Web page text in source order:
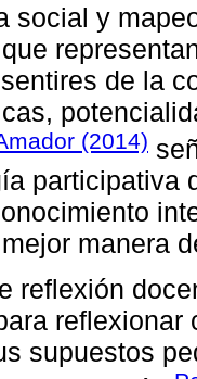
social y
de la
(2014)
participativa
manera
reflexión
supuestos